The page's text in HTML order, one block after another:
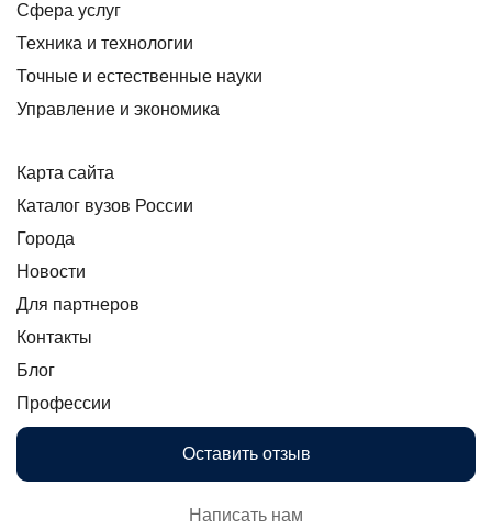
Сфера услуг
Техника и технологии
Точные и естественные науки
Управление и экономика
Карта сайта
Каталог вузов России
Города
Новости
Для партнеров
Контакты
Блог
Профессии
Оставить отзыв
Написать нам